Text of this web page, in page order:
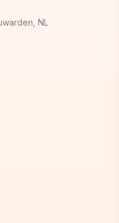
NL